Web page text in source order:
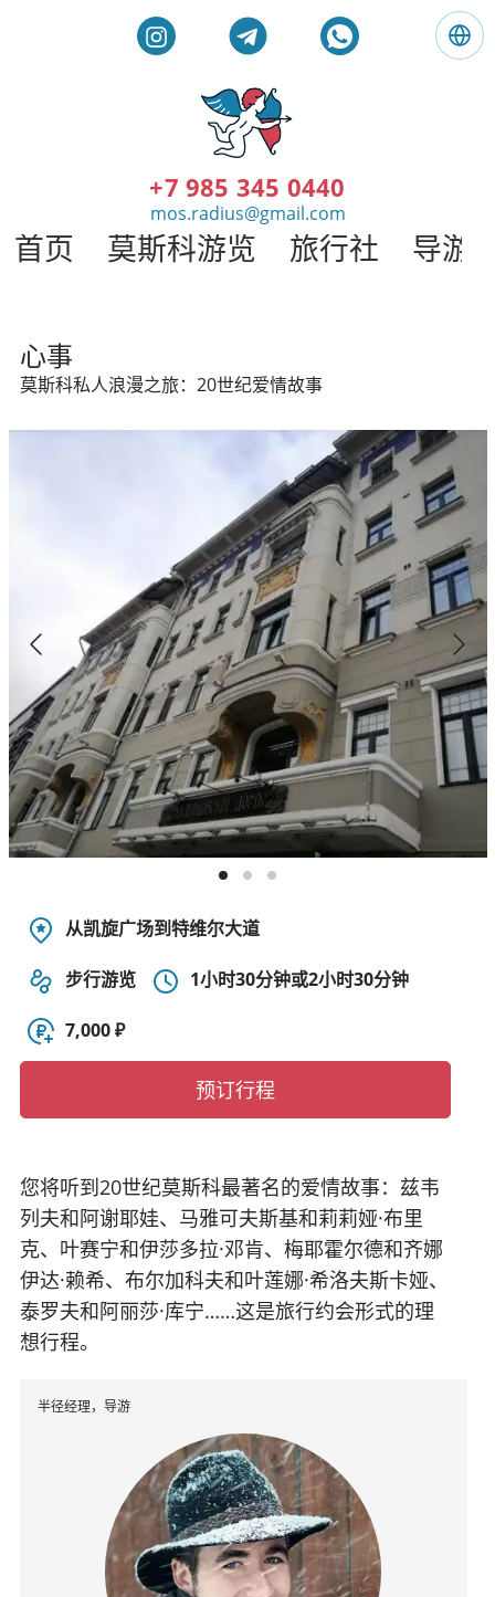
莫
斯
科
私
人
旅
科
导
径
语
+7 985 345 0440
mos.radius@gmail.com
首页 莫斯科游览 旅行社 导游
莫斯科私人旅游和导游
心事
莫斯科私人浪漫之旅：20世纪爱情故事
从凯旋广场到特维尔大道
步行游览 1小时30分钟或2小时30分钟
7,000 ₽
预订行程
您将听到20世纪莫斯科最著名的爱情故事：兹韦
列夫和阿谢耶娃、马雅可夫斯基和莉莉娅·布里
克、叶赛宁和伊莎多拉·邓肯、梅耶霍尔德和齐娜
伊达·赖希、布尔加科夫和叶莲娜·希洛夫斯卡娅、
泰罗夫和阿丽莎·库宁……这是旅行约会形式的理
想行程。
半径经理，导游